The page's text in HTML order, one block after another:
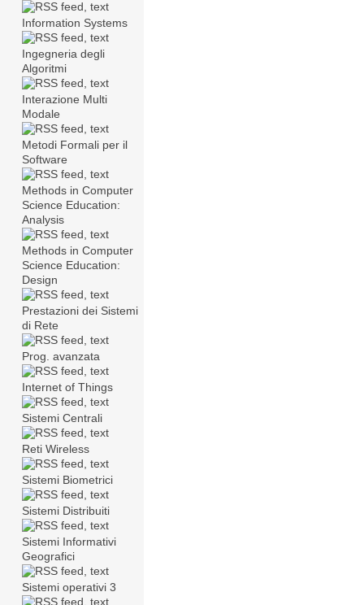
Information Systems
Ingegneria degli
Algoritmi
Interazione Multi
Modale
Metodi Formali per il
Software
Methods in Computer
Science Education:
Analysis
Methods in Computer
Science Education:
Design
Prestazioni dei Sistemi
di Rete
Prog. avanzata
Internet of Things
Sistemi Centrali
Reti Wireless
Sistemi Biometrici
Sistemi Distribuiti
Sistemi Informativi
Geografici
Sistemi operativi 3